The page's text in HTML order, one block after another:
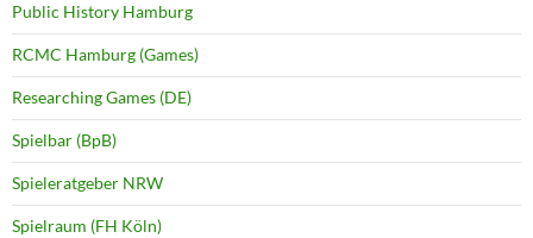
Public History Hamburg
RCMC Hamburg (Games)
Researching Games (DE)
Spielbar (BpB)
Spieleratgeber NRW
Spielraum (FH Köln)